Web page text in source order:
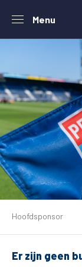
Menu
Tickets
Hoofdsponsor
Er zijn geen